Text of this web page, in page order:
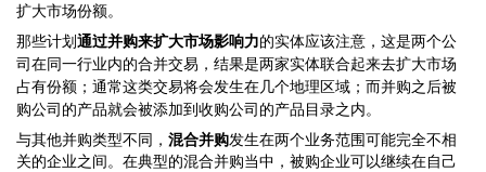
扩大市场份额。
那些计划通过并购来扩大市场影响力的实体应该注意，这是两个公
司在同一行业内的合并交易，结果是两家实体联合起来去扩大市场
占有份额；通常这类交易将会发生在几个地理区域；而并购之后被
购公司的产品就会被添加到收购公司的产品目录之内。
与其他并购类型不同， 混合并购发生在两个业务范围可能完全不相
关的企业之间。在典型的混合并购当中，被购企业可以继续在自己